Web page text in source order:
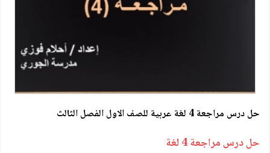
حل درس مراجعة 4 لغة عربية للصف الاول الفصل الثالث
حل درس مراجعة 4 لغة